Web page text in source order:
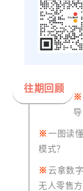
往期回顾
※
※ 一图读
模式？
※ 云拿数
无人零售